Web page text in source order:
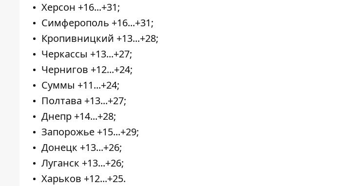
Херсон +16...+31;
Симферополь +16...+31;
Кропивницкий +13...+28;
Черкассы +13...+27;
Чернигов +12...+24;
Суммы +11...+24;
Полтава +13...+27;
Днепр +14...+28;
Запорожье +15...+29;
Донецк +13...+26;
Луганск +13...+26;
Харьков +12...+25.